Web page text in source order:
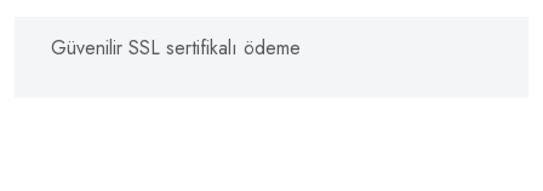
Güvenilir SSL sertifikalı ödeme